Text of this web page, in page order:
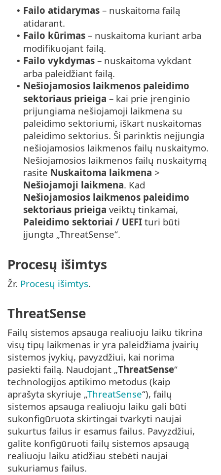
• Failo atidarymas – nuskaitoma failą
atidarant.
• Failo kūrimas – nuskaitoma kuriant arba
modifikuojant failą.
• Failo vykdymas – nuskaitoma vykdant
arba paleidžiant failą.
• Nešiojamosios laikmenos paleidimo
sektoriaus prieiga – kai prie įrenginio
prijungiama nešiojamoji laikmena su
paleidimo sektoriumi, iškart nuskaitomas
paleidimo sektorius. Ši parinktis neįjungia
nešiojamosios laikmenos failų nuskaitymo.
Nešiojamosios laikmenos failų nuskaitymą
rasite Nuskaitoma laikmena >
Nešiojamoji laikmena. Kad
Nešiojamosios laikmenos paleidimo
sektoriaus prieiga veiktų tinkamai,
Paleidimo sektoriai / UEFI turi būti
įjungta „ThreatSense“.
Procesų išimtys
Žr. Procesų išimtys.
ThreatSense
Failų sistemos apsauga realiuoju laiku tikrina
visų tipų laikmenas ir yra paleidžiama įvairių
sistemos įvykių, pavyzdžiui, kai norima
pasiekti failą. Naudojant „ThreatSense“
technologijos aptikimo metodus (kaip
aprašyta skyriuje „ThreatSense“), failų
sistemos apsauga realiuoju laiku gali būti
sukonfigūruota skirtingai tvarkyti naujai
sukurtus failus ir esamus failus. Pavyzdžiui,
galite konfigūruoti failų sistemos apsaugą
realiuoju laiku atidžiau stebėti naujai
sukuriamus failus.